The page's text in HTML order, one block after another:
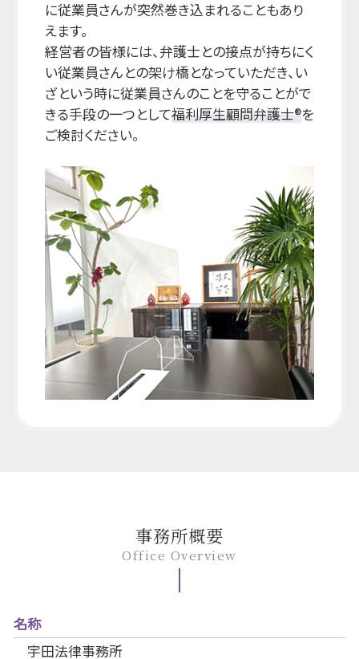
に従業員さんが突然巻き込まれることもあり
えます。
経営者の皆様には、弁護士との接点が持ちにく
い従業員さんとの架け橋となっていただき、い
ざという時に従業員さんのことを守ることがで
きる手段の一つとして福利厚生顧問弁護士®を
ご検討ください。
事務所概要
Office Overview
名称
宇田法律事務所